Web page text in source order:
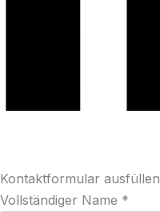
Kontaktformular ausfüllen
Vollständiger Name *